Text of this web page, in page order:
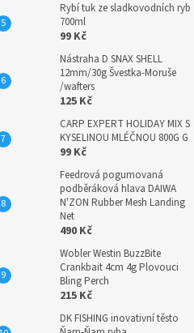
Rybí tuk ze sladkovodních ryb
700ml
99 Kč
Nástraha D SNAX SHELL
12mm/30g Švestka-Moruše
/wafters
125 Kč
CARP EXPERT HOLIDAY MIX S
KYSELINOU MLÉČNOU 800G G
99 Kč
Feedrová pogumovaná
podběráková hlava DAIWA
N'ZON Rubber Mesh Landing
Net
490 Kč
Wobler Westin BuzzBite
Crankbait 4cm 4g Plovouci
Bling Perch
215 Kč
DK FISHING inovativní těsto